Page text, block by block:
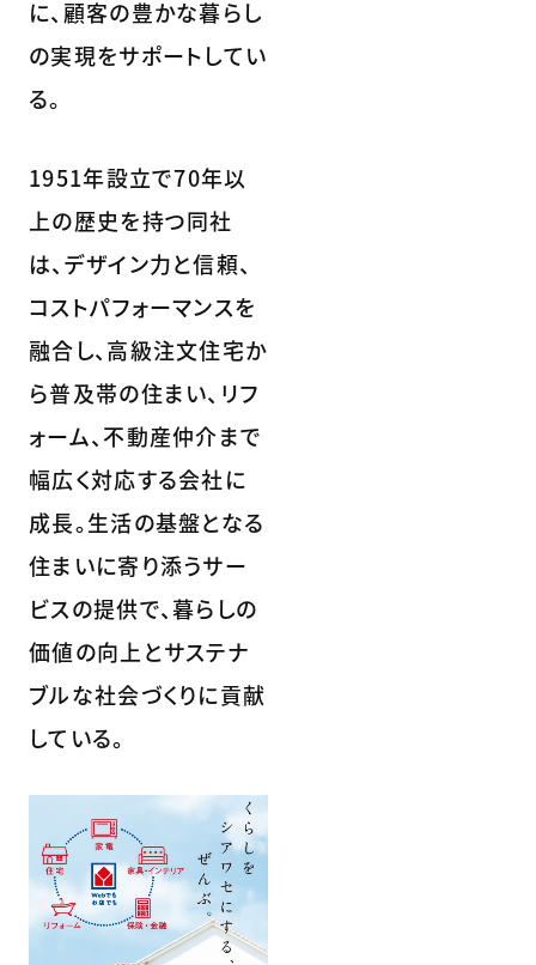
に、顧客の豊かな暮らし
の実現をサポートしてい
る。
1951年設立で70年以
上の歴史を持つ同社
は、デザイン力と信頼、
コストパフォーマンスを
融合し、高級注文住宅か
ら普及帯の住まい、リフ
ォーム、不動産仲介まで
幅広く対応する会社に
成長。生活の基盤となる
住まいに寄り添うサー
ビスの提供で、暮らしの
価値の向上とサステナ
ブルな社会づくりに貢献
している。